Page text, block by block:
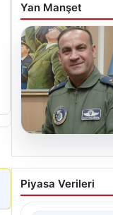
Yan Manşet
05.08.2026
Rafet
Yeni Hava
Piyasa Verileri